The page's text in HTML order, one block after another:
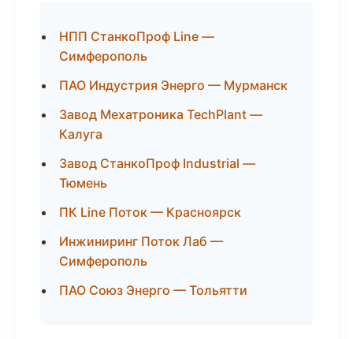
НПП СтанкоПроф Line —
Симферополь
ПАО Индустрия Энерго — Мурманск
Завод Мехатроника TechPlant —
Калуга
Завод СтанкоПроф Industrial —
Тюмень
ПК Line Поток — Красноярск
Инжиниринг Поток Лаб —
Симферополь
ПАО Союз Энерго — Тольятти